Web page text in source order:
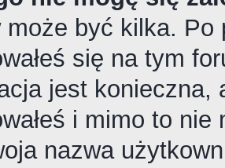
może być kilka.
się na tym
jest konieczna,
i mimo to
nazwa